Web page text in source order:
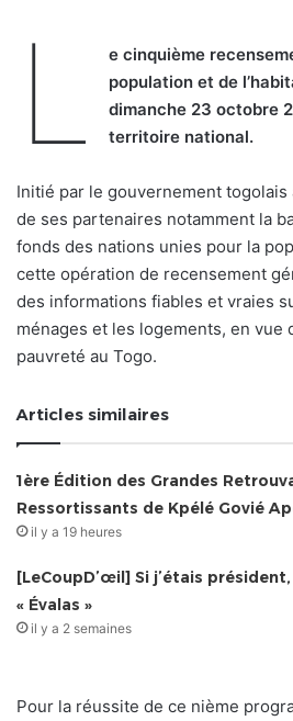
L
e cinquième
population et de
dimanche 23 octobre
territoire national.
Initié par le gouvernement togolais
de ses partenaires notamment la
fonds des nations unies pour la
cette opération de recensement
des informations fiables et vraies
ménages et les logements, en vue
pauvreté au Togo.
Articles similaires
1ère Édition des Grandes
Ressortissants de Kpélé Govié
il y a 19 heures
[LeCoupD’œil] Si j’étais
« Évalas »
il y a 2 semaines
Pour la réussite de ce nième